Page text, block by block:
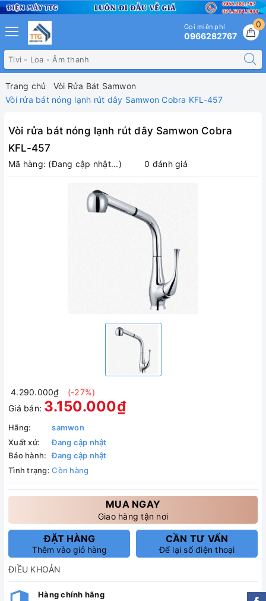
0
Gọi miễn phí
0966282767
Trang chủ
Vòi Rửa Bát Samwon
Vòi rửa bát nóng lạnh rút dây Samwon Cobra KFL-457
Vòi rửa bát nóng lạnh rút dây Samwon Cobra
KFL-457
Mã hàng: (Đang cập nhật...) 0 đánh giá
4.290.000₫
(-27%)
Giá bán: 3.150.000₫
Hãng:
samwon
Xuất xứ:
Đang cập nhật
Bảo hành:
Đang cập nhật
Tình trạng: Còn hàng
MUA NGAY
Giao hàng tận nơi
ĐẶT HÀNG
Thêm vào giỏ hàng
CẦN TƯ VẤN
Để lại số điện thoại
ĐIỀU KHOẢN
Hàng chính hãng